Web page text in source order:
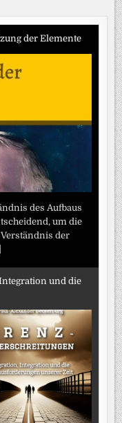
der Elemente
des Aufbaus
um die
der
und die